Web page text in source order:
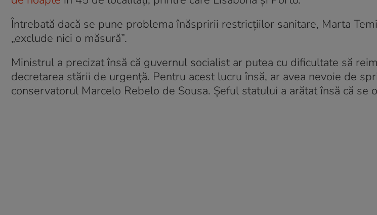
Întrebată dacă se pune problema înăspririi restricțiilor sanitare, Marta
„exclude nici o măsură”.
Ministrul a precizat însă că guvernul socialist ar putea cu dificultate să
decretarea stării de urgență. Pentru acest lucru însă, ar avea nevoie de
conservatorul Marcelo Rebelo de Sousa. Șeful statului a arătat însă că se